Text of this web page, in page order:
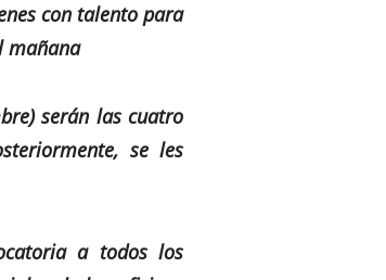
con talento para
mañana
serán las cuatro
se les
a todos los